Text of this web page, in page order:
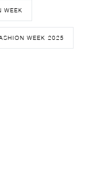
WEEK
WEEK 2025